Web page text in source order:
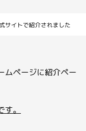
サイトで紹介されました
ムページに紹介ペー
。